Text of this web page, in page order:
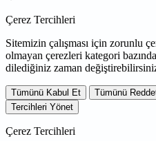
Çerez Tercihleri
Sitemizin çalışması için zorunlu
olmayan çerezleri kategori
dilediğiniz zaman
Tümünü Kabul Et Tümünü
Tercihleri Yönet
Çerez Tercihleri